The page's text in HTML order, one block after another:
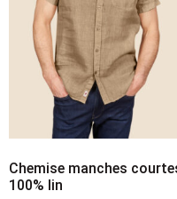
Chemise manches
100% lin